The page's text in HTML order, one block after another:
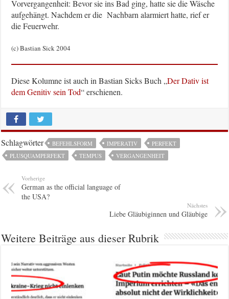
Vorvergangenheit: Bevor sie ins Bad ging, hatte sie die Wäsche
aufgehängt. Nachdem er die Nachbarn alarmiert hatte, rief er
die Feuerwehr.
(c) Bastian Sick 2004
Diese Kolumne ist auch in Bastian Sicks Buch „Der Dativ ist
dem Genitiv sein Tod“ erschienen.
Schlagwörter BEFEHLSFORM IMPERATIV
PERFEKT
PLUSQUAMPERFEKT
TEMPUS VERGANGENHEIT
Vorherige
German as the official language of
the USA?
Nächstes
Liebe Gläubiginnen und Gläubige
Weitere Beiträge aus dieser Rubrik